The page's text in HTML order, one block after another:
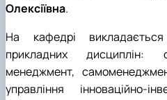
Олексіївна.
На кафедрі
прикладних дисциплін:
менеджмент,
управління інноваційно-